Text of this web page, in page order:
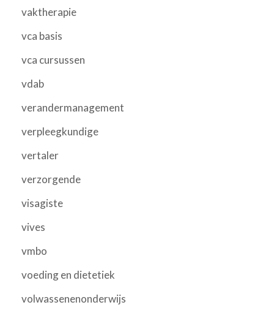
vaktherapie
vca basis
vca cursussen
vdab
verandermanagement
verpleegkundige
vertaler
verzorgende
visagiste
vives
vmbo
voeding en dietetiek
volwassenenonderwijs